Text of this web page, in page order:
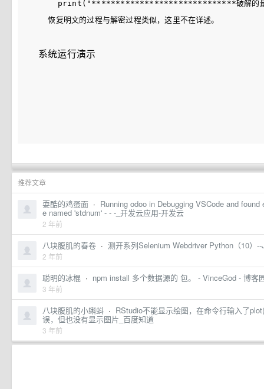
恢复明文的过程与解密过程类似，这里不在详述。
系统运行演示
推荐文章
耍酷的鸡蛋面 · Running odoo in Debugging VSCode and
e named 'stdnum' - - -_开发云应用-开发云
2 年前
八块腹肌的春卷 · 测开系列Selenium Webdriver Python（10）
2 年前
聪明的冰棍 · npm install 多个数据源的 包。 - VinceGod - 博客
3 年前
八块腹肌的小蝌蚪 · RStudio不能显示绘图，在命令行输入了
误，但也没有显示图片_百度知道
3 年前